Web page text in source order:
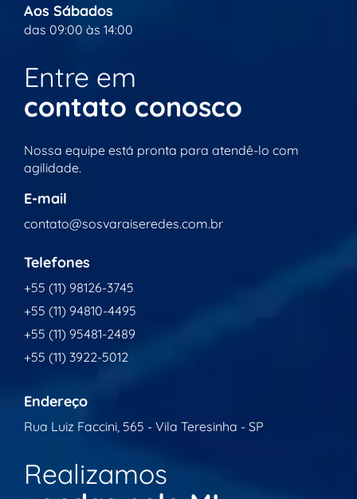
Aos Sábados
das 09:00 às 14:00
Entre em
contato conosco
Nossa equipe está pronta para atendê-lo com
agilidade.
E-mail
contato@sosvaraiseredes.com.br
Telefones
+55 (11) 98126-3745
+55 (11) 94810-4495
+55 (11) 95481-2489
+55 (11) 3922-5012
Endereço
Rua Luiz Faccini, 565 - Vila Teresinha - SP
Realizamos